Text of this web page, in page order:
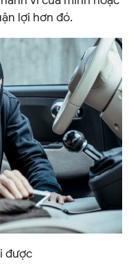
lợi hơn đó.
được